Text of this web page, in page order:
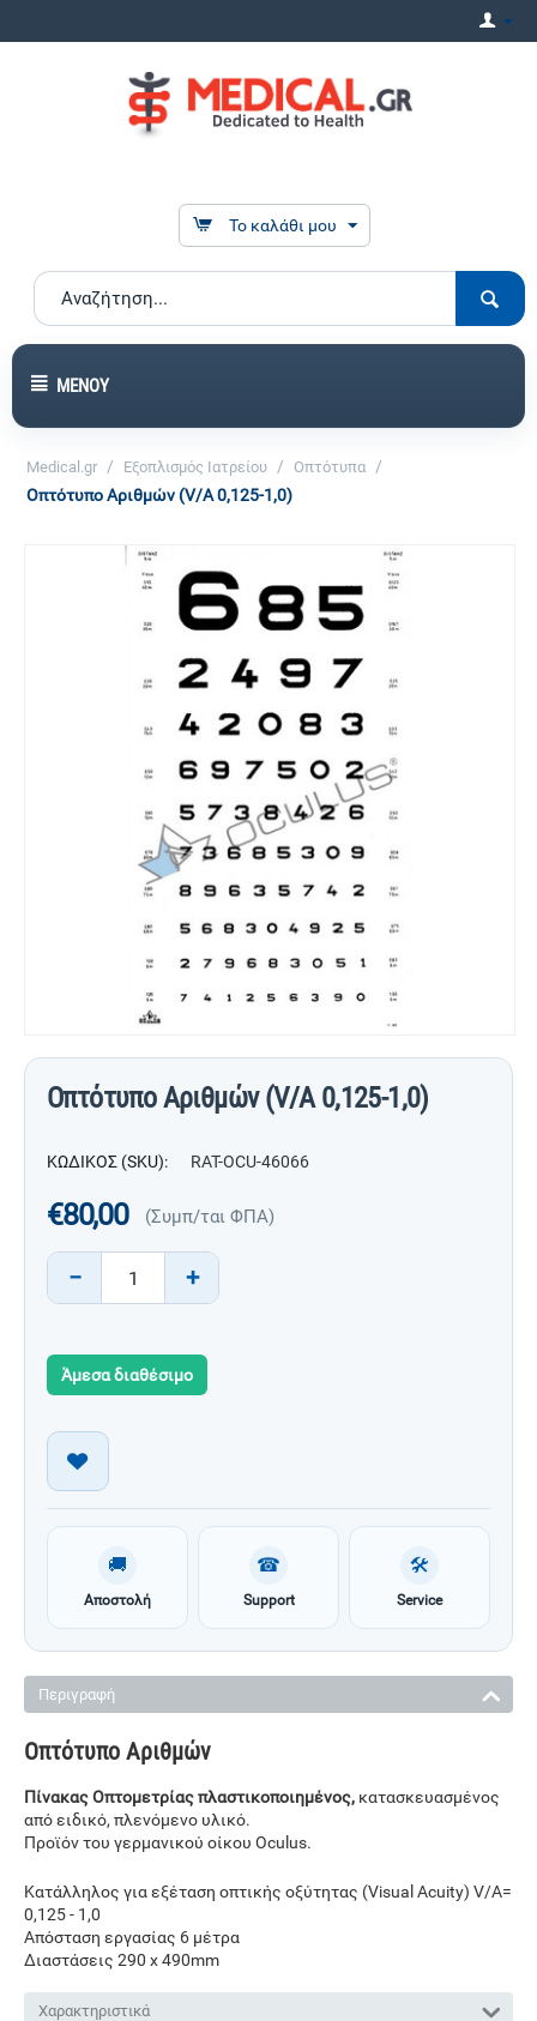
Το καλάθι μου
ΜΕΝΟΎ
Medical.gr / Εξοπλισμός Ιατρείου / Οπτότυπα /
Οπτότυπο Αριθμών (V/A 0,125-1,0)
Οπτότυπο Αριθμών (V/A 0,125-1,0)
ΚΩΔΙΚΟΣ (SKU): RAT-OCU-46066
€80,00 (Συμπ/ται ΦΠΑ)
+
−
Άμεσα διαθέσιμο
🚚
Αποστολή
☎
Support
🛠
Service
Περιγραφή
Οπτότυπο Αριθμών
Πίνακας Οπτομετρίας πλαστικοποιημένος, κατασκευασμένος
από ειδικό, πλενόμενο υλικό.
Προϊόν του γερμανικού οίκου Oculus.
Κατάλληλος για εξέταση οπτικής οξύτητας (Visual Acuity) V/A=
0,125 - 1,0
Απόσταση εργασίας 6 μέτρα
Διαστάσεις 290 x 490mm
Χαρακτηριστικά